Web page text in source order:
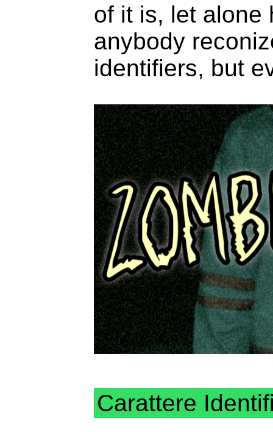
of it is, let alone
anybody
identifiers, but
Carattere